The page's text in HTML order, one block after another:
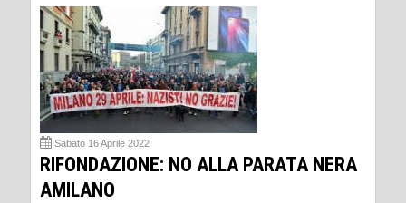
Sabato 16 Aprile 2022
RIFONDAZIONE: NO ALLA PARATA NERA
AMILANO